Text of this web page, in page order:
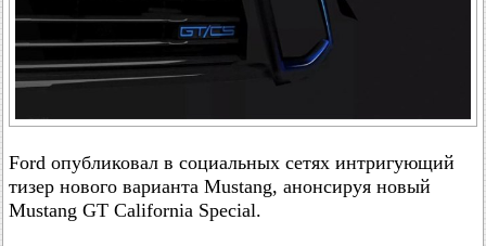
Ford опубликовал в социальных сетях интригующий
тизер нового варианта Mustang, анонсируя новый
Mustang GT California Special.